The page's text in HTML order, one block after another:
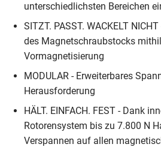
unterschiedlichsten Bereichen
SITZT. PASST. WACKELT
des Magnet­schraubstocks
Vormagnetisierung
MODULAR - Erweiterbares
Herausforderung
HÄLT. EINFACH. FEST - Dank
Rotorensystem bis zu 7.800 N
Verspannen auf allen